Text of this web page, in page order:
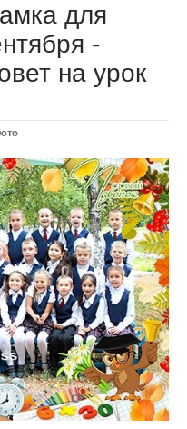
для
-
на урок